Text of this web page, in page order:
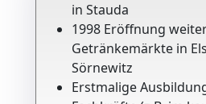
in Stauda
1998 Eröffnung
Getränkemärkte in
Sörnewitz
Erstmalige